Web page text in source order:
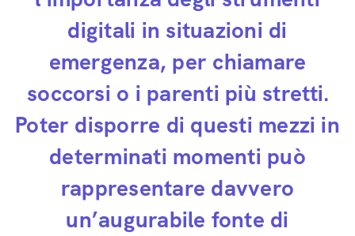
digitali in situazioni di
emergenza, per chiamare
soccorsi o i parenti più stretti.
Poter disporre di questi mezzi in
determinati momenti può
rappresentare davvero
un’augurabile fonte di